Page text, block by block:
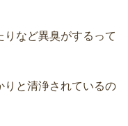
など異臭がするって
りと清浄されているの